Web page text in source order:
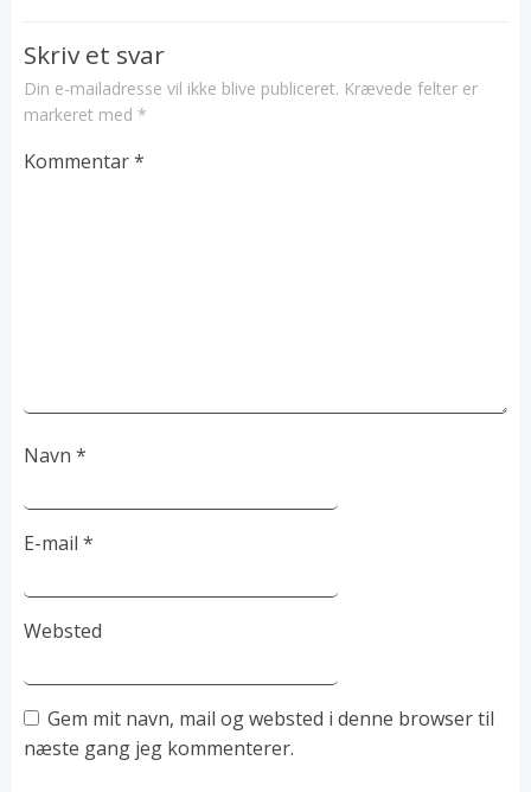
Skriv et svar
Din e-mailadresse vil ikke blive publiceret. Krævede felter er
markeret med *
Kommentar*
Navn *
E-mail *
Websted
Gem mit navn, mail og websted i denne browser til
næste gang jeg kommenterer.